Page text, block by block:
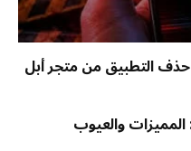
التطبيق من متجر أبل